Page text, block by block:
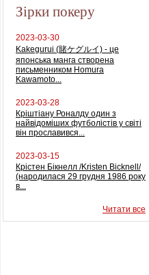
Зірки покеру
2023-03-30
Kakegurui (賭ケグルイ) - це
японська манга створена
письменником Homura
Kawamoto...
2023-03-28
Кріштіану Роналду один з
найвідоміших футболістів у світі
він прославився...
2023-03-15
Крістен Бікнелл /Kristen Bicknell/
(народилася 29 грудня 1986 року
в...
Читати все